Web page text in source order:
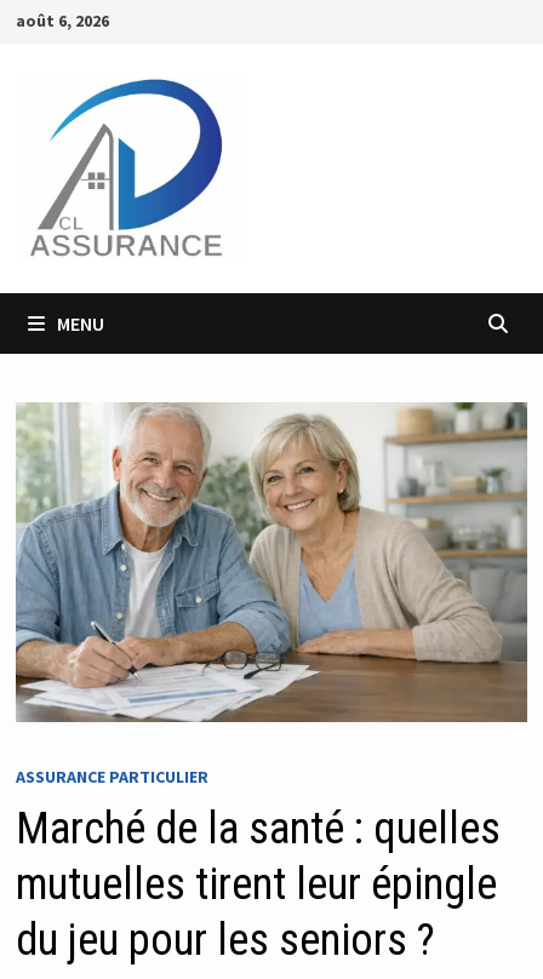
Passer
août 6, 2026
MENU
ASSURANCE PARTICULIER
Marché de la santé : quelles
mutuelles tirent leur épingle
du jeu pour les seniors ?